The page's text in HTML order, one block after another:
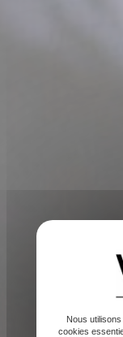
Nous
cookies